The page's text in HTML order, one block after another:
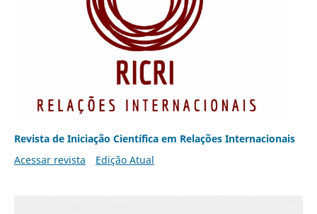
Revista de Iniciação Científica em Relações Internacionais
Acessar revista
Edição Atual